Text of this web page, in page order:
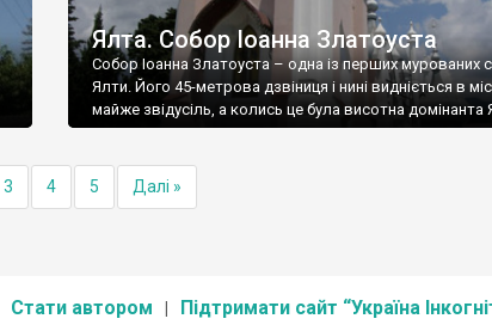
Ялта. Собор Іоанна Златоуста
Собор Іоанна Златоуста – одна із перших мурованих
Ялти. Його 45-метрова дзвіниця і нині видніється в
майже звідусіль, а колись це була висотна домінанта
3 4 5 Далі »
Стати автором Підтримати сайт “Україна